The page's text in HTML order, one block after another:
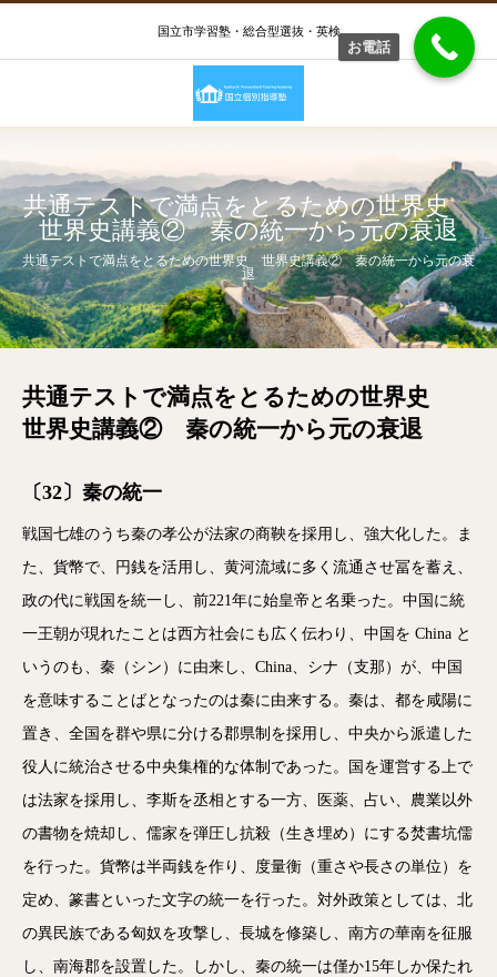
国立市学習塾・総合型選抜・英検
共通テストで満点をとるための世界史
世界史講義② 秦の統一から元の衰退
共通テストで満点をとるための世界史 世界史講義② 秦の統一から元の衰
退
共通テストで満点をとるための世界史
世界史講義② 秦の統一から元の衰退
〔32〕秦の統一
戦国七雄のうち秦の孝公が法家の商鞅を採用し、強大化した。ま
た、貨幣で、円銭を活用し、黄河流域に多く流通させ冨を蓄え、
政の代に戦国を統一し、前221年に始皇帝と名乗った。中国に統
一王朝が現れたことは西方社会にも広く伝わり、中国を China と
いうのも、秦（シン）に由来し、China、シナ（支那）が、中国
を意味することばとなったのは秦に由来する。秦は、都を咸陽に
置き、全国を群や県に分ける郡県制を採用し、中央から派遣した
役人に統治させる中央集権的な体制であった。国を運営する上で
は法家を採用し、李斯を丞相とする一方、医薬、占い、農業以外
の書物を焼却し、儒家を弾圧し抗殺（生き埋め）にする焚書坑儒
を行った。貨幣は半両銭を作り、度量衡（重さや長さの単位）を
定め、篆書といった文字の統一を行った。対外政策としては、北
の異民族である匈奴を攻撃し、長城を修築し、南方の華南を征服
し、南海郡を設置した。しかし、秦の統一は僅か15年しか保たれ
お電話